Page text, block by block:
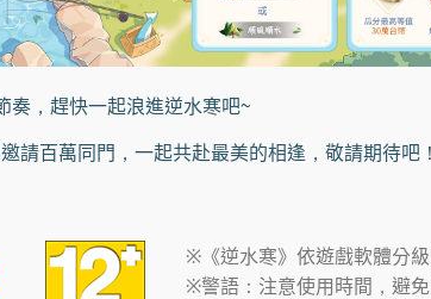
，趕快一起浪進逆水寒吧~
百萬同門，一起共赴最美的相逢，敬請期待吧！
※《逆水寒》依遊戲軟體分
※警語：注意使用時間，避